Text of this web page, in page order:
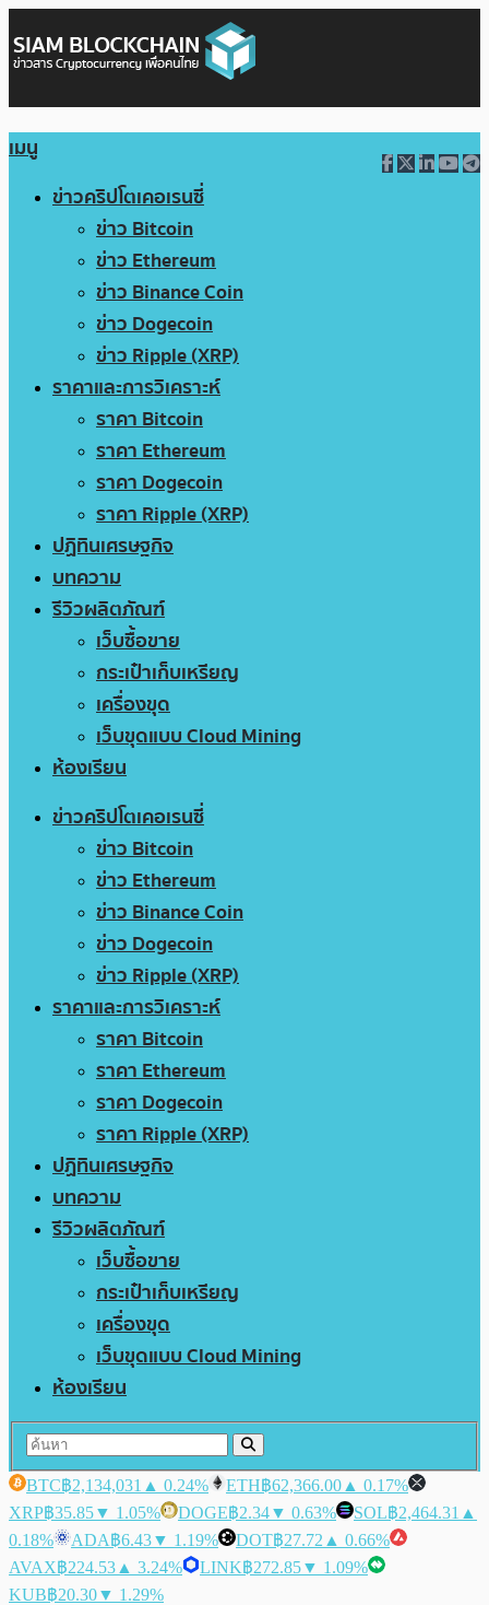
เมนู
ข่าวคริปโตเคอเรนซี่
ข่าว Bitcoin
ข่าว Ethereum
ข่าว Binance Coin
ข่าว Dogecoin
ข่าว Ripple (XRP)
ราคาและการวิเคราะห์
ราคา Bitcoin
ราคา Ethereum
ราคา Dogecoin
ราคา Ripple (XRP)
ปฏิทินเศรษฐกิจ
บทความ
รีวิวผลิตภัณฑ์
เว็บซื้อขาย
กระเป๋าเก็บเหรียญ
เครื่องขุด
เว็บขุดแบบ Cloud Mining
ห้องเรียน
ข่าวคริปโตเคอเรนซี่
ข่าว Bitcoin
ข่าว Ethereum
ข่าว Binance Coin
ข่าว Dogecoin
ข่าว Ripple (XRP)
ราคาและการวิเคราะห์
ราคา Bitcoin
ราคา Ethereum
ราคา Dogecoin
ราคา Ripple (XRP)
ปฏิทินเศรษฐกิจ
บทความ
รีวิวผลิตภัณฑ์
เว็บซื้อขาย
กระเป๋าเก็บเหรียญ
เครื่องขุด
เว็บขุดแบบ Cloud Mining
ห้องเรียน
BTC฿2,134,031 ▲ 0.24% ETH฿62,366.00 ▲ 0.17%
XRP฿35.85▼ 1.05% DOGE฿2.34▼ 0.63% SOL฿2,464.31 ▲
0.18%
ADA฿6.43▼ 1.19% DOT฿27.72 ▲ 0.66%
AVAX฿224.53 ▲ 3.24% LINK฿272.85▼ 1.09%
KUB฿20.30▼ 1.29%